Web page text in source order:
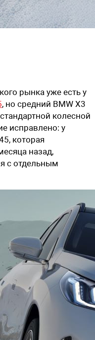
рынка уже есть у
, но средний BMW X3
колесной
исправлено: у
которая
назад,
с отдельным